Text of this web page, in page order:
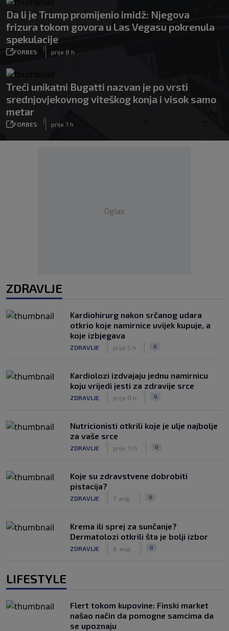
Da li je Trump promijenio imidž: Njegova
frizura tokom govora u Las Vegasu pokrenula
spekulacije
FORBES
|
prije 8 h
Treći unikatni Bugatti nazvan je po vrsti
srednjovjekovnog viteškog konja i visok samo
metar
FORBES
|
prije 7 h
Oglas
ZDRAVLJE
Kardiohirurg nakon srčanog udara
otkrio koje namirnice uvijek kupuje, a
koje izbjegava
ZDRAVLJE prije 5 h 0
Kardiolozi izdvajaju jednu namirnicu
koju vrijedi jesti za zdravije srce
ZDRAVLJE prije 8 h 0
Nutricionisti otkrili koje je ulje najbolje
za vaše srce
ZDRAVLJE prije 11 h 0
Koje su zdravstvene dobrobiti
pistacija?
ZDRAVLJE 7. aug. 0
Krema ili sprej za sunčanje?
Dermatolozi otkrili šta je bolji izbor
ZDRAVLJE 6. aug. 0
LIFESTYLE
Flert tokom kupovine: Finski market
našao način da pomogne samcima da
se upoznaju